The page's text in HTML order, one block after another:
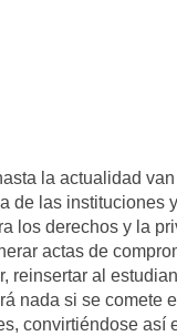
la actualidad
de las instituciones
los derechos y la
actas de
reinsertar al
nada si se comete
convirtiéndose